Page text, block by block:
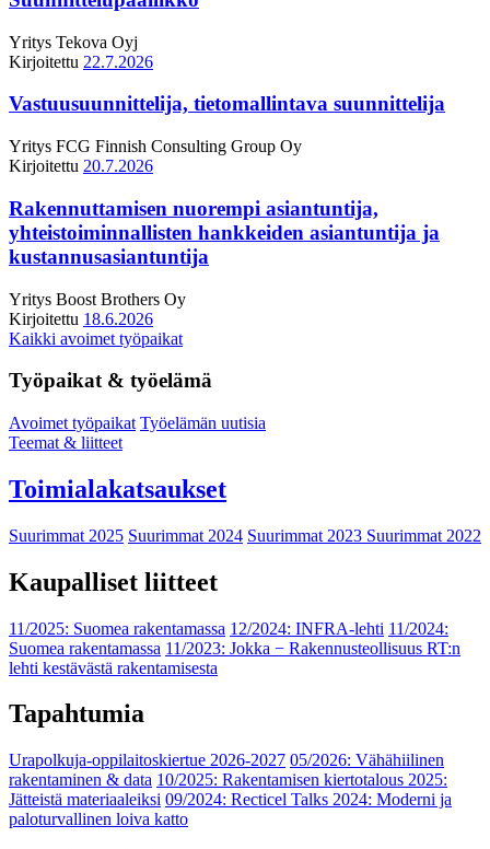
Yritys Tekova Oyj
Kirjoitettu 22.7.2026
Vastuusuunnittelija, tietomallintava suunnittelija
Yritys FCG Finnish Consulting Group Oy
Kirjoitettu 20.7.2026
Rakennuttamisen nuorempi asiantuntija,
yhteistoiminnallisten hankkeiden asiantuntija ja
kustannusasiantuntija
Yritys Boost Brothers Oy
Kirjoitettu 18.6.2026
Kaikki avoimet työpaikat
Työpaikat & työelämä
Avoimet työpaikat Työelämän uutisia
Teemat & liitteet
Toimialakatsaukset
Suurimmat 2025 Suurimmat 2024 Suurimmat 2023 Suurimmat 2022
Kaupalliset liitteet
11/2025: Suomea rakentamassa 12/2024: INFRA-lehti 11/2024:
Suomea rakentamassa 11/2023: Jokka − Rakennusteollisuus RT:n
lehti kestävästä rakentamisesta
Tapahtumia
Urapolkuja-oppilaitoskiertue 2026-2027 05/2026: Vähähiilinen
rakentaminen & data 10/2025: Rakentamisen kiertotalous 2025:
Jätteistä materiaaleiksi 09/2024: Recticel Talks 2024: Moderni ja
paloturvallinen loiva katto